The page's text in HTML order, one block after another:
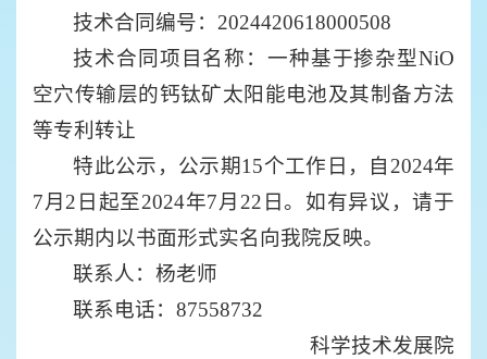
技术合同编号：2024420618000508
技术合同项目名称：一种基于掺杂型NiO
空穴传输层的钙钛矿太阳能电池及其制备方法
等专利转让
特此公示，公示期15个工作日，自2024年
7月2日起至2024年7月22日。如有异议，请于
公示期内以书面形式实名向我院反映。
联系人：杨老师
联系电话：87558732
科学技术发展院